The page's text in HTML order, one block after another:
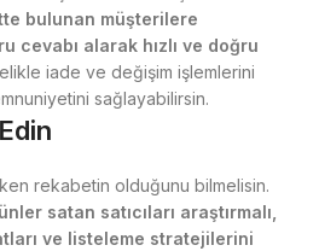
bulunan müşterilere
cevabı alarak hızlı ve doğru
iade ve değişim işlemlerini
sağlayabilirsin.
rekabetin olduğunu bilmelisin.
satan satıcıları araştırmalı,
ve listeleme stratejilerini